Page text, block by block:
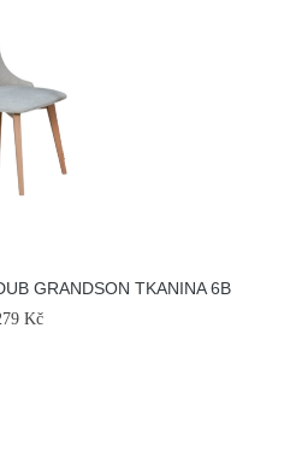
GRANDSON TKANINA 6B
Kč